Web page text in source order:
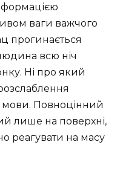
ваги важчого
прогинається
всю ніч
Ні про який
мови. Повноцінний
лише на поверхні,
реагувати на масу